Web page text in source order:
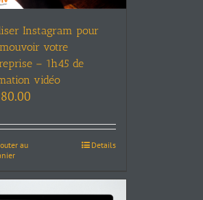
Instagram pour
votre
– 1h45 de
vidéo
au
Details